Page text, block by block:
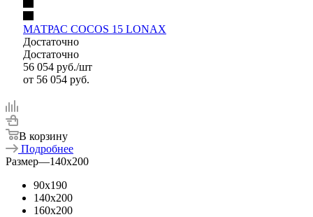
МАТРАС COCOS 15 LONAX
Достаточно
Достаточно
56 054 руб./шт
от 56 054 руб.
В корзину
Подробнее
Размер—140x200
90x190
140x200
160x200